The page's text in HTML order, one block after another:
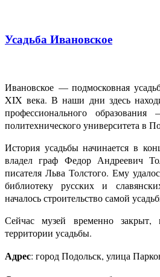
Усадьба Ивановское
Ивановское — подмосковная
XIX века. В наши дни здесь
профессионального
политехнического университета в
История усадьбы начинается в
владел граф Федор Андреевич
писателя Льва Толстого. Ему
библиотеку русских и
началось строительство самой
Сейчас музей временно
территории усадьбы.
Адрес: город Подольск, улица